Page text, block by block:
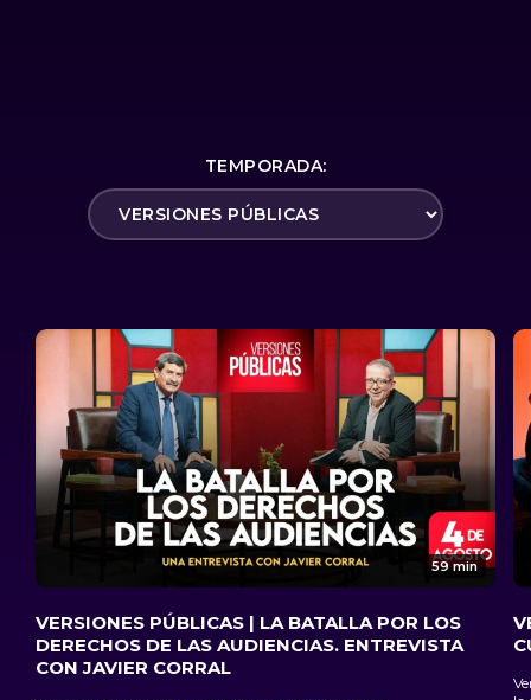
TEMPORADA:
59 min
VERSIONES PÚBLICAS | LA BATALLA POR LOS
DERECHOS DE LAS AUDIENCIAS. ENTREVISTA
CON JAVIER CORRAL